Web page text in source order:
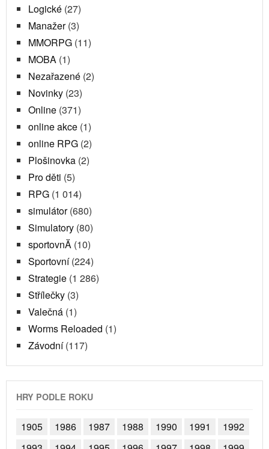
Logické (27)
Manažer(3)
MMORPG (11)
MOBA (1)
Nezařazené (2)
Novinky (23)
Online (371)
online akce (1)
online RPG (2)
Plošinovka (2)
Pro děti (5)
RPG (1 014)
simulátor(680)
Simulatory (80)
sportovnĂ­ (10)
Sportovní(224)
Strategie (1 286)
Střílečky (3)
Valečná (1)
Worms Reloaded (1)
Závodní(117)
HRY PODLE ROKU
1905 1986 1987 1988 1990 1991
1992